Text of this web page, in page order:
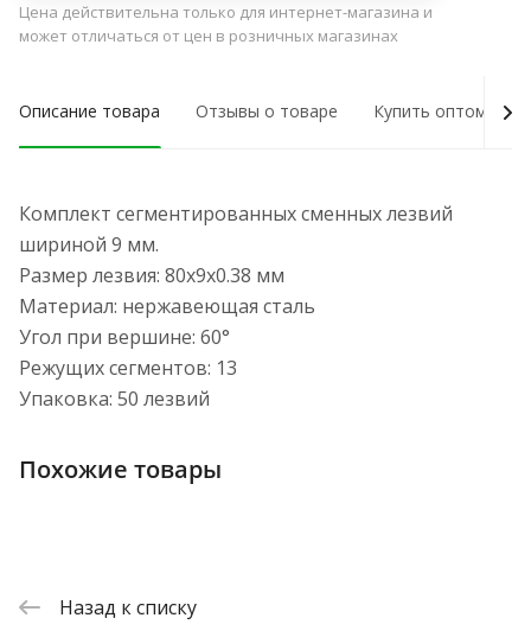
Цена действительна только для интернет-магазина и
может отличаться от цен в розничных магазинах
Описание товара Отзывы о товаре Купить оптом
Комплект сегментированных сменных лезвий
шириной 9 мм.
Размер лезвия: 80х9х0.38 мм
Материал: нержавеющая сталь
Угол при вершине: 60°
Режущих сегментов: 13
Упаковка: 50 лезвий
Похожие товары
Назад к списку